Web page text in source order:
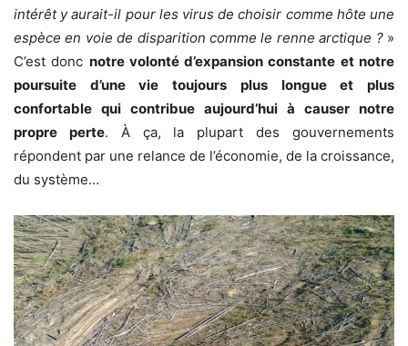
intérêt y aurait-il pour les virus de choisir comme hôte une
espèce en voie de disparition comme le renne arctique ? »
C’est donc notre volonté d’expansion constante et notre
poursuite d’une vie toujours plus longue et plus
confortable qui contribue aujourd’hui à causer notre
propre perte. À ça, la plupart des gouvernements
répondent par une relance de l’économie, de la croissance,
du système…